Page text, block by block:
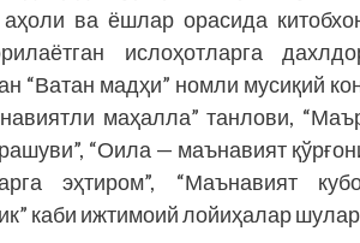
аҳоли ва ёшлар орасида
ислоҳотларга
“Ватан мадҳи” номли мусиқий
маҳалла” танлови,
“Оила — маънавият
эҳтиром”, “Маънавият
каби ижтимоий лойиҳалар